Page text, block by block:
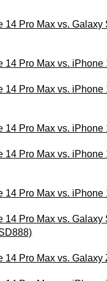
14 Pro Max vs. Galaxy
14 Pro Max vs. iPhone
14 Pro Max vs. iPhone
14 Pro Max vs. iPhone
14 Pro Max vs. iPhone
14 Pro Max vs. iPhone
14 Pro Max vs. Galaxy
14 Pro Max vs. Galaxy